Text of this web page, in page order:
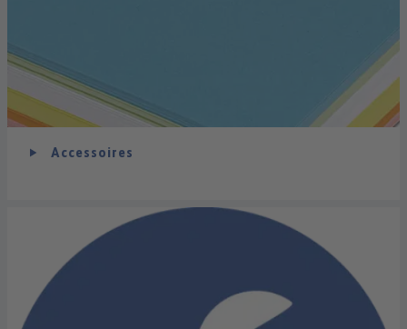
Accessoires